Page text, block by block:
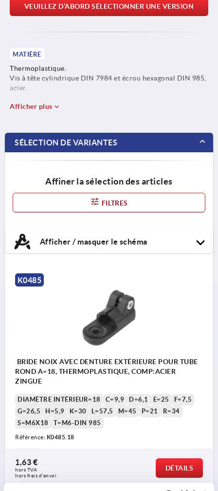
VEUILLEZ D’ABORD SÉLECTIONNER UNE VERSION
MATIÈRE
Thermoplastique.
Vis à tête cylindrique DIN 7984 et écrou hexagonal DIN 985,
acier.
Afficher plus
SÉLECTION DE VARIANTES
Affiner la sélection des articles
FILTRES
Afficher / masquer le schéma
K0485
BRIDE NOIX AVEC DENTURE EXTÉRIEURE POUR TUBE
ROND A=18, THERMOPLASTIQUE, COMP:ACIER
ZINGUE
DIAMÈTRE INTÉRIEUR=18 C=9,9 D=6,1 E=25
F=7,5
G=26,5
H=5,9 K=30 L=57,5 M=45 P=21
R=34
S=M6X18
T=M6-DIN 985
Référence: K0485.18
1,63 €
hors TVA
hors frais d’envoi
DÉTAILS